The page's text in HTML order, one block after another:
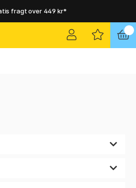
fragt over 449 kr*
til dør eller pakkeshop
til dør eller pakkeshop